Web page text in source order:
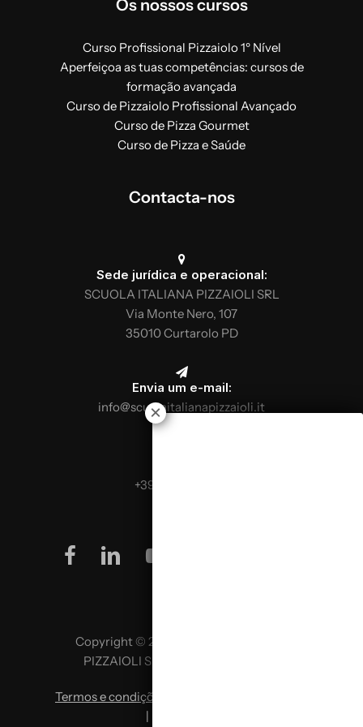
Pratica
4 horas
Fazer massa para pizza à mão
Faz a massa de pizza clássica com a
batedeira planetária
Técnicas de cozedura de pizzas
Desenhar e cozer a clássica pizza redonda
Degustação de pizzas feitas
Os nossos cursos
Curso Profissional Pizzaiolo 1º Nível
Aperfeiçoa as tuas competências: cursos de
formação avançada
Curso de Pizzaiolo Profissional Avançado
Curso de Pizza Gourmet
Curso de Pizza e Saúde
Contacta-nos
Sede jurídica e operacional:
SCUOLA ITALIANA PIZZAIOLI SRL
Via Monte Nero, 107
35010 Curtarolo PD
Envia um e-mail:
info@scuolaitalianapizzaioli.it
+39 0499624665
facebook
linkedinyoutube
Copyright © 2026 SCUOLA ITALIANA
PIZZAIOLI SRL P. IVA 02957980341
Termos e condições
|